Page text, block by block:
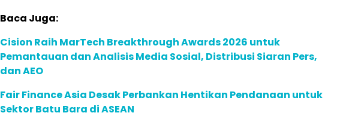
Baca Juga:
Cision Raih MarTech Breakthrough Awards 2026 untuk
Pemantauan dan Analisis Media Sosial, Distribusi Siaran Pers,
dan AEO
Fair Finance Asia Desak Perbankan Hentikan Pendanaan untuk
Sektor Batu Bara di ASEAN